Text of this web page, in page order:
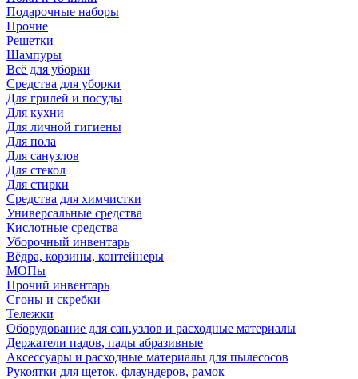
Подарочные наборы
Прочие
Решетки
Шампуры
Всё для уборки
Средства для уборки
Для грилей и посуды
Для кухни
Для личной гигиены
Для пола
Для санузлов
Для стекол
Для стирки
Средства для химчистки
Универсальные средства
Кислотные средства
Уборочный инвентарь
Вёдра, корзины, контейнеры
МОПы
Прочий инвентарь
Сгоны и скребки
Тележки
Оборудование для сан.узлов и расходные материалы
Держатели падов, пады абразивные
Аксессуары и расходные материалы для пылесосов
Рукоятки для щеток, флаундеров, рамок